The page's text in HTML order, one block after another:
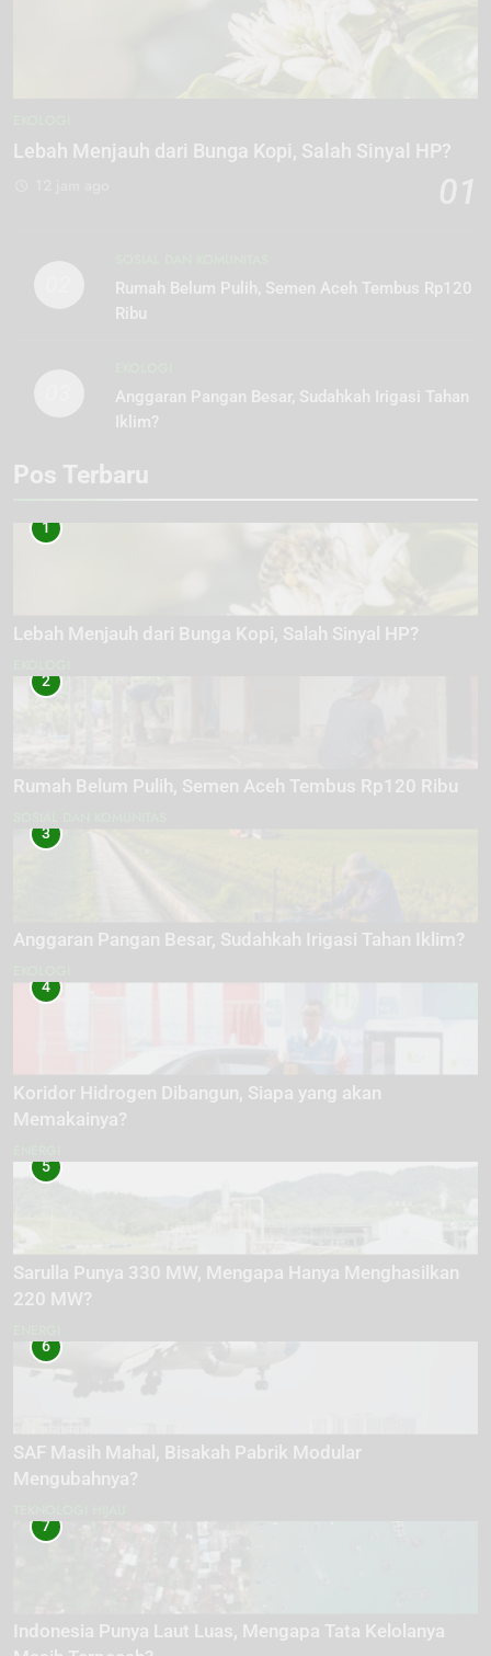
Lebah Menjauh dari Bunga Kopi, Salah Sinyal HP?
Rumah Belum Pulih, Semen Aceh Tembus Rp120
Ribu
Anggaran Pangan Besar, Sudahkah Irigasi Tahan
Iklim?
Pos Terbaru
1
Lebah Menjauh dari Bunga Kopi, Salah Sinyal HP?
2
Rumah Belum Pulih, Semen Aceh Tembus Rp120 Ribu
3
Anggaran Pangan Besar, Sudahkah Irigasi Tahan Iklim?
4
Koridor Hidrogen Dibangun, Siapa yang akan
Memakainya?
5
Sarulla Punya 330 MW, Mengapa Hanya Menghasilkan
220 MW?
6
SAF Masih Mahal, Bisakah Pabrik Modular
Mengubahnya?
7
Indonesia Punya Laut Luas, Mengapa Tata Kelolanya